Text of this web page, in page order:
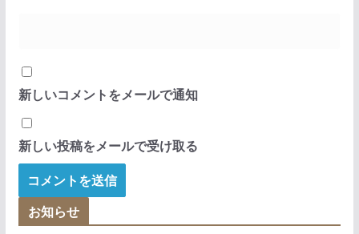
新しいコメントをメールで通知
新しい投稿をメールで受け取る
お知らせ